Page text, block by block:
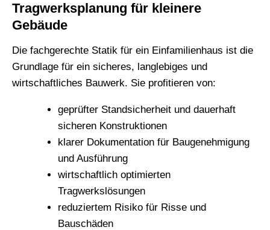
Tragwerksplanung für kleinere
Gebäude
Die fachgerechte Statik für ein Einfamilienhaus ist die
Grundlage für ein sicheres, langlebiges und
wirtschaftliches Bauwerk. Sie profitieren von:
geprüfter Standsicherheit und dauerhaft
sicheren Konstruktionen
klarer Dokumentation für Baugenehmigung
und Ausführung
wirtschaftlich optimierten
Tragwerkslösungen
reduziertem Risiko für Risse und
Bauschäden